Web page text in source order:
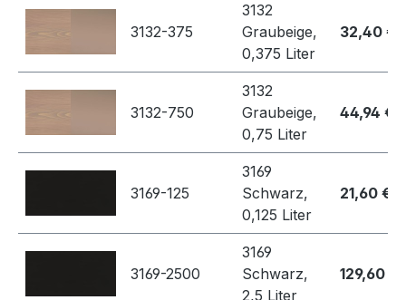
3132-375
3132
Graubeige,
0,375 Liter
32,40 €
3132-750
3132
Graubeige,
0,75 Liter
44,94 €
3169-125
3169
Schwarz,
0,125 Liter
21,60 €
3169-2500
3169
Schwarz,
2,5 Liter
129,60 €